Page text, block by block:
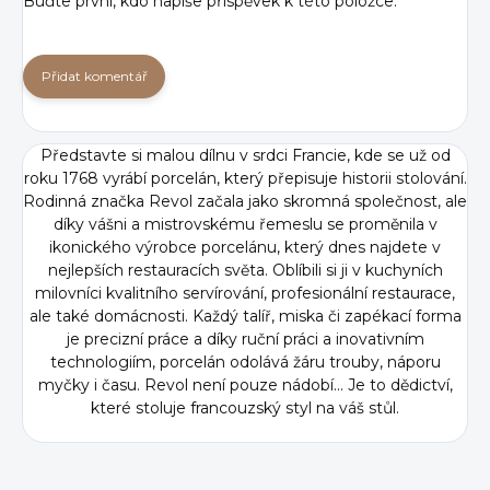
Přidat komentář
Představte si malou dílnu v srdci Francie, kde se už od
roku 1768 vyrábí porcelán, který přepisuje historii stolování.
Rodinná značka Revol začala jako skromná společnost, ale
díky vášni a mistrovskému řemeslu se proměnila v
ikonického výrobce porcelánu, který dnes najdete v
nejlepších restauracích světa. Oblíbili si ji v kuchyních
milovníci kvalitního servírování, profesionální restaurace,
ale také domácnosti. Každý talíř, miska či zapékací forma
je precizní práce a díky ruční práci a inovativním
technologiím, porcelán odolává žáru trouby, náporu
myčky i času. Revol není pouze nádobí... Je to dědictví,
které stoluje francouzský styl na váš stůl.